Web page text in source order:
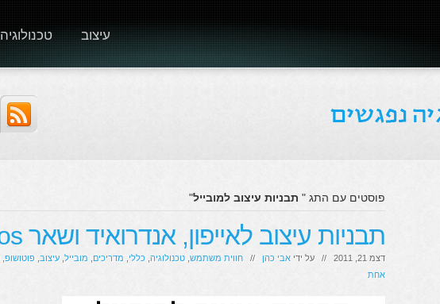
טכנולוגיה עיצוב
פוסטים עם התג " תבניות עיצוב למובייל"
תבניות עיצוב לאייפון, אנדרואיד ושאר ios למינהם
דצמ 21, 2011 // על ידי אבי כהן // חווית משתמש טכנולוגיה כללי מדריכים מובייל עיצוב פוטושופ
אחת